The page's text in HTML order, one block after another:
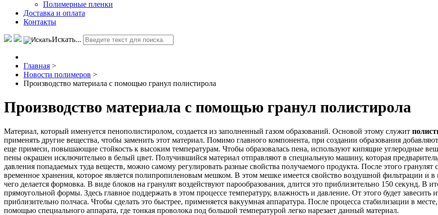
Полимерные пленки
Доставка и оплата
Контакты
Искать...
Главная >
Новости полимеров >
Производство материала с помощью гранул полистирола
Производство материала с помощью гранул полистирола
Материал, который именуется пенополистиролом, создается из заполненный газом образований. Основой этому служит
применять другие вещества, чтобы заменить этот материал. Помимо главного компонента, при создании образования
еще примеси, повышающие стойкость к высоким температурам. Чтобы образовалась пена, используют кипящие углеродные
пены окрашен исключительно в белый цвет. Получившийся материал отправляют в специальную машину, которая
давления попадаемых туда веществ, можно самому регулировать разные свойства получаемого продукта. После этого гранулят
временное хранения, которое является полипропиленовым мешком. В этом мешке имеется свойство воздушной фильтрации и в
чего делается формовка. В виде блоков на гранулят воздействуют парообразования, длится это приблизительно 150 секунд. В
прямоугольной формы. Здесь главное поддержать в этом процессе температуру, влажность и давление. От этого будет
приблизительно полчаса. Чтобы сделать это быстрее, применяется вакуумная аппаратура. После процесса стабилизации в
помощью специального аппарата, где тонкая проволока под большой температурой легко нарезает данный материал.